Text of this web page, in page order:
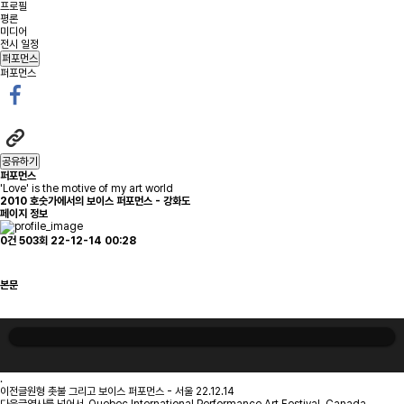
프로필
평론
미디어
전시 일정
퍼포먼스
퍼포먼스
공유하기
퍼포먼스
'Love' is the motive of my art world
2010 호숫가에서의 보이스 퍼포먼스 - 강화도
페이지 정보
0건 503회 22-12-14 00:28
본문
.
이전글원형 촛불 그리고 보이스 퍼포먼스 - 서울 22.12.14